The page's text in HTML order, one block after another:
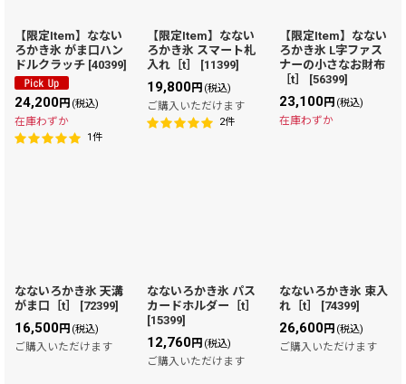
絞り込む
【限定Item】なない
ろかき氷 がま口ハン
ドルクラッチ [40399]
24,200円 (税込)
在庫わずか
1件
【限定Item】なない
ろかき氷 スマート札
入れ［t］
[11399]
19,800円 (税込)
ご購入いただけます
2件
【限定Item】なない
ろかき氷 L字ファス
ナーの小さなお財布
［t］
[56399]
23,100円 (税込)
在庫わずか
なないろかき氷 天溝
がま口［t］
[72399]
16,500円 (税込)
ご購入いただけます
なないろかき氷 パス
カードホルダー［t］
[15399]
12,760円 (税込)
ご購入いただけます
なないろかき氷 束入
れ［t］
[74399]
26,600円 (税込)
ご購入いただけます